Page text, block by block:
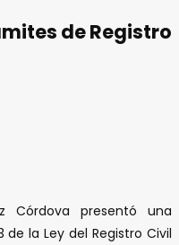
de Registro
Córdova presentó una
la Ley del Registro Civil